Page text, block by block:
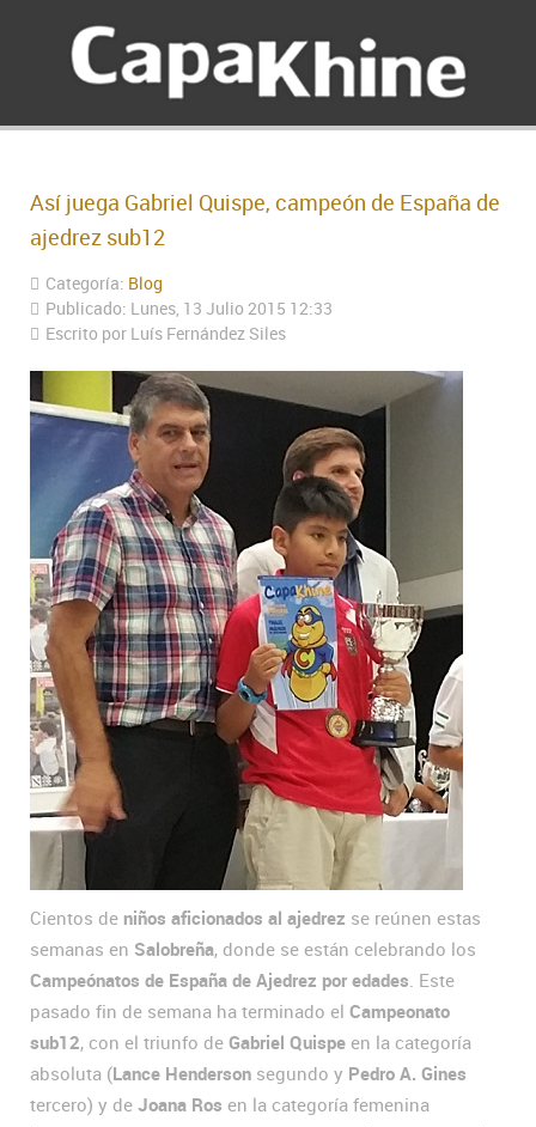
Así juega Gabriel Quispe, campeón de España de
ajedrez sub12
Categoría: Blog
Publicado: Lunes, 13 Julio 2015 12:33
Escrito por Luís Fernández Siles
Cientos de niños aficionados al ajedrez se reúnen estas
semanas en Salobreña, donde se están celebrando los
Campeónatos de España de Ajedrez por edades . Este
pasado fin de semana ha terminado el Campeonato
sub12, con el triunfo de Gabriel Quispe en la categoría
absoluta (Lance Henderson segundo y Pedro A. Gines
tercero) y de Joana Ros en la categoría femenina